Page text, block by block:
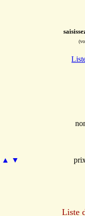
▲ ▼
Liste